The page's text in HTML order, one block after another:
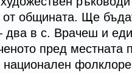
общината. Ще
два в с. Врачеш и
пред местната
национален